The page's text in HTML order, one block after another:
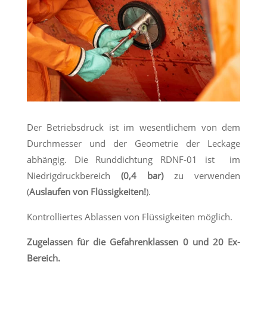
Der Betriebsdruck ist im wesentlichem von dem
Durchmesser und der Geometrie der Leckage
abhängig. Die Runddichtung RDNF-01 ist im
Niedrigdruckbereich (0,4 bar)zu verwenden
(Auslaufen von Flüssigkeiten!).
Kontrolliertes Ablassen von Flüssigkeiten möglich.
Zugelassen für die Gefahrenklassen 0 und 20 Ex-
Bereich.